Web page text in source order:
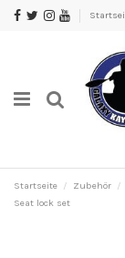
Startseite Zubehör
Seat lock set